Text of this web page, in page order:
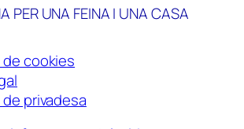
PER UNA FEINA I UNA CASA
cookies
privadesa